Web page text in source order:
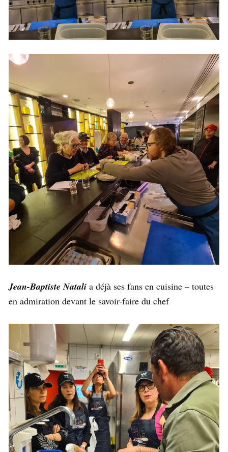
Jean-Baptiste Natali a déjà ses fans en cuisine – toutes
en admiration devant le savoir-faire du chef